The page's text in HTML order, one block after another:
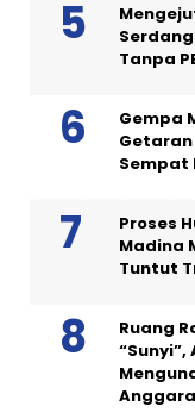
Tanpa
Gempa
Sempat
Proses
Madina
Tuntut
Ruang
“Sunyi”,